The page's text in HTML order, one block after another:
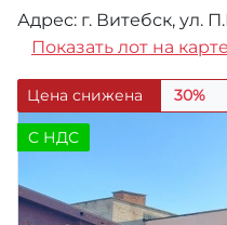
Адрес: г. Витебск, ул.
Показать лот на карте
Цена снижена 30%
C НДС